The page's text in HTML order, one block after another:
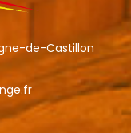
de-Castillon